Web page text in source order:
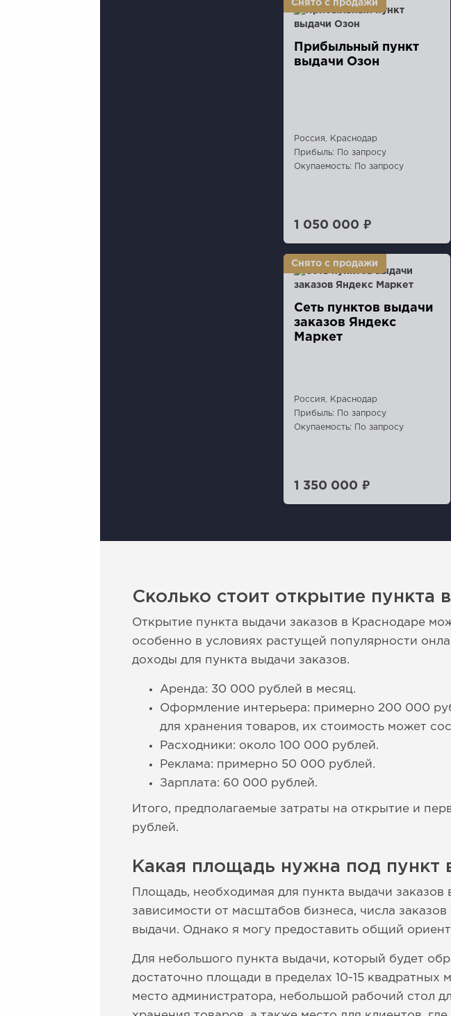
Прибыльный пункт
выдачи Озон
Россия, Краснодар
Прибыль: По запросу
Окупаемость: По запросу
1 050 000 ₽
Сеть пунктов выдачи
заказов Яндекс
Маркет
Россия, Краснодар
Прибыль: По запросу
Окупаемость: По запросу
1 350 000 ₽
Сколько стоит открытие пункта
Открытие пункта выдачи заказов в Краснодаре
особенно в условиях растущей популярности
доходы для пункта выдачи заказов.
Аренда: 30 000 рублей в месяц.
Оформление интерьера: примерно 200 000
для хранения товаров, их стоимость может
Расходники: около 100 000 рублей.
Реклама: примерно 50 000 рублей.
Зарплата: 60 000 рублей.
Итого, предполагаемые затраты на открытие и
рублей.
Какая площадь нужна под пункт
Площадь, необходимая для пункта выдачи
зависимости от масштабов бизнеса, числа
выдачи. Однако я могу предоставить общий
Для небольшого пункта выдачи, который будет
достаточно площади в пределах 10-15
место администратора, небольшой рабочий стол